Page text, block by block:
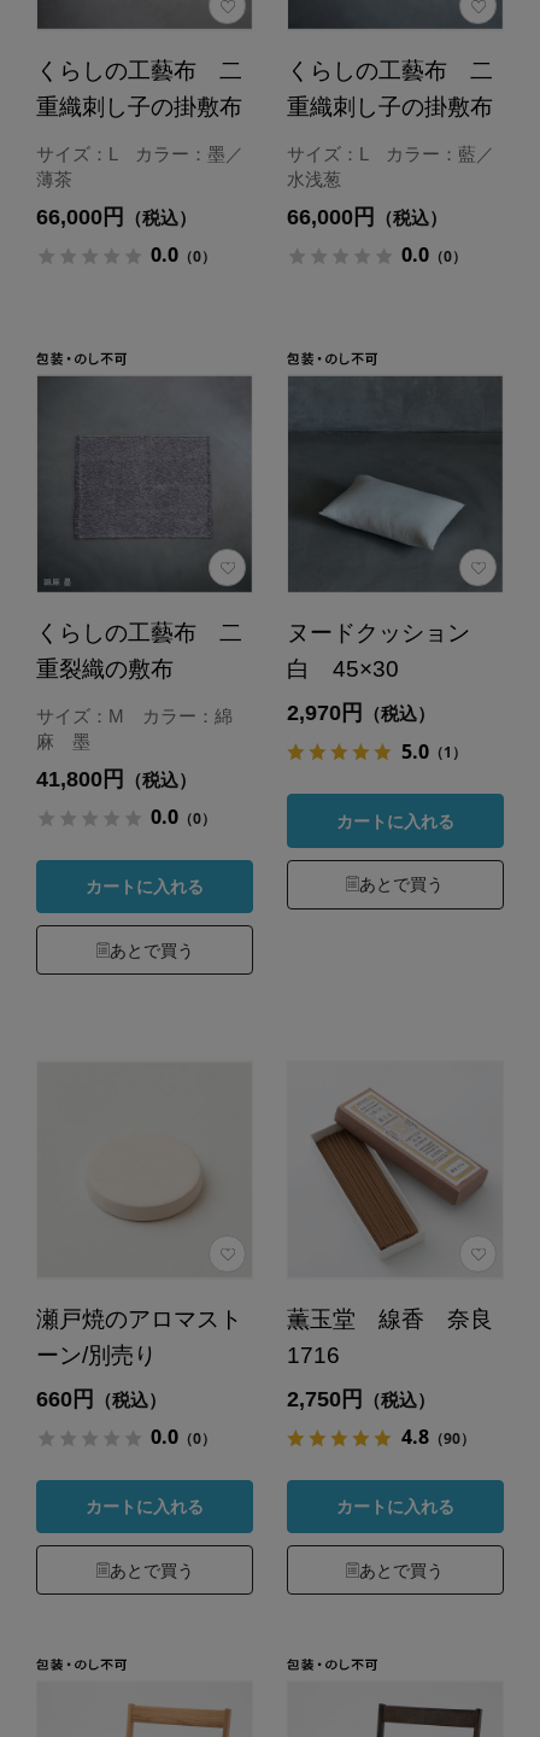
くらしの工藝布 二
重織刺し子の掛敷布
サイズ：L カラー：墨／
薄茶
66,000円 （税込）
0.0（0）
くらしの工藝布 二
重織刺し子の掛敷布
サイズ：L カラー：藍／
水浅葱
66,000円 （税込）
0.0（0）
くらしの工藝布 二
重裂織の敷布
サイズ：M カラー：綿
麻 墨
41,800円 （税込）
0.0（0）
カートに入れる
あとで買う
ヌードクッション
白 45×30
2,970円 （税込）
5.0（1）
カートに入れる
あとで買う
瀬戸焼のアロマスト
ーン/別売り
660円 （税込）
0.0（0）
カートに入れる
あとで買う
薫玉堂 線香 奈良
1716
2,750円 （税込）
4.8（90）
カートに入れる
あとで買う